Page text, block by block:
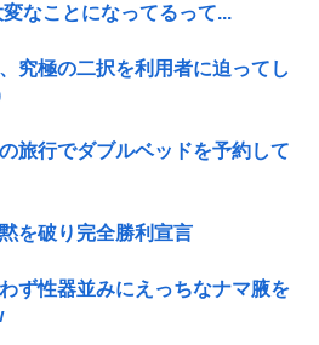
なことになってるって...
究極の二択を利用者に迫ってし
旅行でダブルベッドを予約して
を破り完全勝利宣言
ず性器並みにえっちなナマ腋を